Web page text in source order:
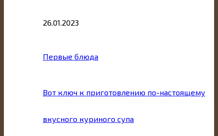
26.01.2023
Первые блюда
Вот ключ к приготовлению по-настоящему
вкусного куриного супа